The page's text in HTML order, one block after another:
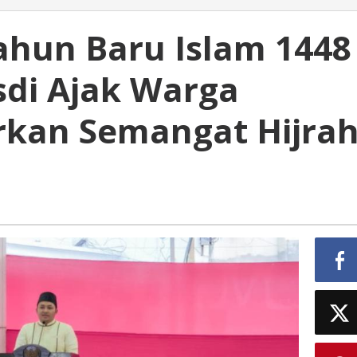
Baru Islam 1448
Ajak Warga
Semangat